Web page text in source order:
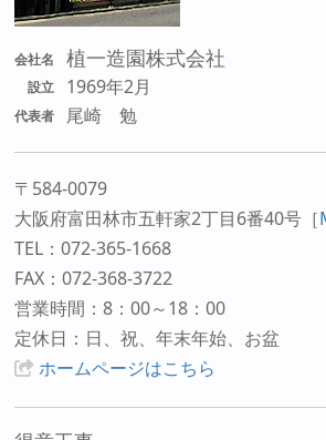
会社名 植一造園株式会社
設立 1969年2月
代表者 尾崎 勉
〒584-0079
大阪府富田林市五軒家2丁目6番40号 ［
TEL：072-365-1668
FAX：072-368-3722
営業時間：8：00～18：00
定休日：日、祝、年末年始、お盆
ホームページはこちら